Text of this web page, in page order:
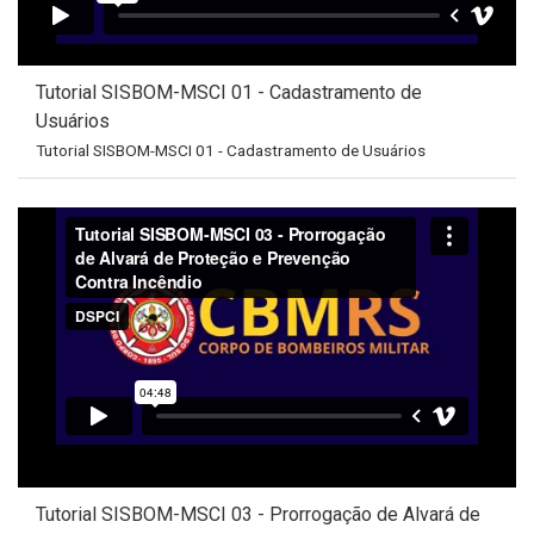
Tutorial SISBOM-MSCI 01 - Cadastramento de
Usuários
Tutorial SISBOM-MSCI 01 - Cadastramento de Usuários
Tutorial SISBOM-MSCI 03 - Prorrogação de Alvará de